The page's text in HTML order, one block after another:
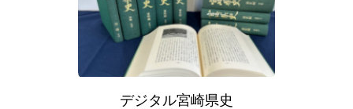
デジタル宮崎県史